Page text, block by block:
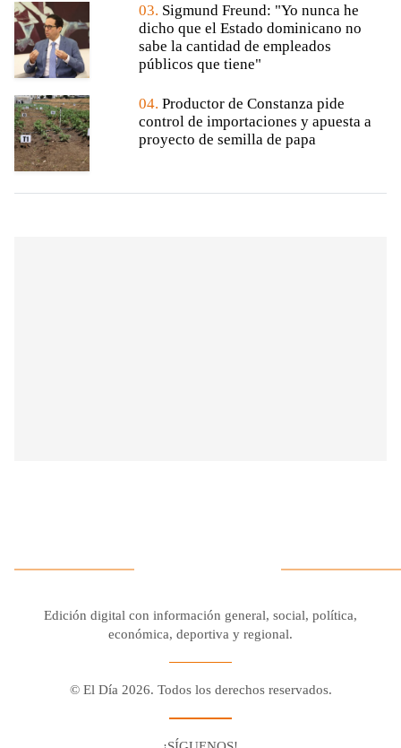
03. Sigmund Freund: "Yo nunca he
dicho que el Estado dominicano no
sabe la cantidad de empleados
públicos que tiene"
04. Productor de Constanza pide
control de importaciones y apuesta a
proyecto de semilla de papa
Edición digital con información general, social, política,
económica, deportiva y regional.
© El Día 2026. Todos los derechos reservados.